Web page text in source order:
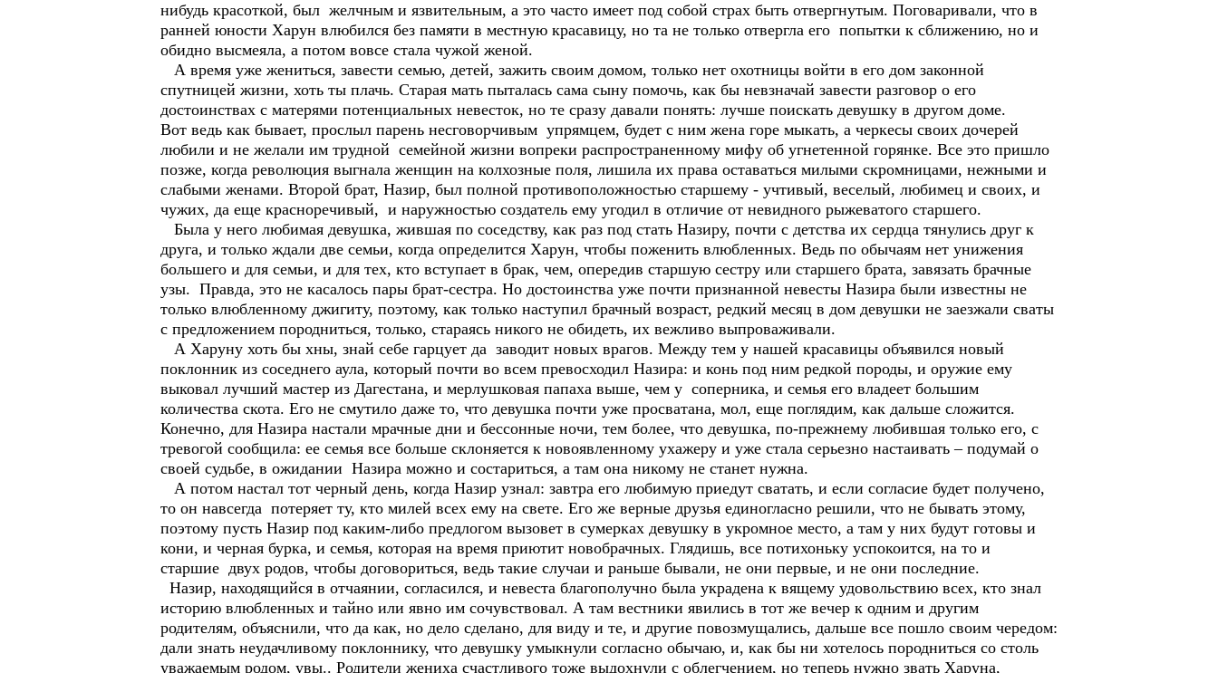
нибудь красоткой, был желчным и язвительным, а это часто имеет под собой страх быть отвергнутым. Поговаривали, что в
ранней юности Харун влюбился без памяти в местную красавицу, но та не только отвергла его попытки к сближению, но и
обидно высмеяла, а потом вовсе стала чужой женой.
А время уже жениться, завести семью, детей, зажить своим домом, только нет охотницы войти в его дом законной
спутницей жизни, хоть ты плачь. Старая мать пыталась сама сыну помочь, как бы невзначай завести разговор о его
достоинствах с матерями потенциальных невесток, но те сразу давали понять: лучше поискать девушку в другом доме.
Вот ведь как бывает, прослыл парень несговорчивым упрямцем, будет с ним жена горе мыкать, а черкесы своих дочерей
любили и не желали им трудной семейной жизни вопреки распространенному мифу об угнетенной горянке. Все это пришло
позже, когда революция выгнала женщин на колхозные поля, лишила их права оставаться милыми скромницами, нежными и
слабыми женами. Второй брат, Назир, был полной противоположностью старшему - учтивый, веселый, любимец и своих, и
чужих, да еще красноречивый, и наружностью создатель ему угодил в отличие от невидного рыжеватого старшего.
Была у него любимая девушка, жившая по соседству, как раз под стать Назиру, почти с детства их сердца тянулись друг к
друга, и только ждали две семьи, когда определится Харун, чтобы поженить влюбленных. Ведь по обычаям нет унижения
большего и для семьи, и для тех, кто вступает в брак, чем, опередив старшую сестру или старшего брата, завязать брачные
узы. Правда, это не касалось пары брат-сестра. Но достоинства уже почти признанной невесты Назира были известны не
только влюбленному джигиту, поэтому, как только наступил брачный возраст, редкий месяц в дом девушки не заезжали сваты
с предложением породниться, только, стараясь никого не обидеть, их вежливо выпроваживали.
А Харуну хоть бы хны, знай себе гарцует да заводит новых врагов. Между тем у нашей красавицы объявился новый
поклонник из соседнего аула, который почти во всем превосходил Назира: и конь под ним редкой породы, и оружие ему
выковал лучший мастер из Дагестана, и мерлушковая папаха выше, чем у соперника, и семья его владеет большим
количества скота. Его не смутило даже то, что девушка почти уже просватана, мол, еще поглядим, как дальше сложится.
Конечно, для Назира настали мрачные дни и бессонные ночи, тем более, что девушка, по-прежнему любившая только его, с
тревогой сообщила: ее семья все больше склоняется к новоявленному ухажеру и уже стала серьезно настаивать – подумай о
своей судьбе, в ожидании Назира можно и состариться, а там она никому не станет нужна.
А потом настал тот черный день, когда Назир узнал: завтра его любимую приедут сватать, и если согласие будет получено,
то он навсегда потеряет ту, кто милей всех ему на свете. Его же верные друзья единогласно решили, что не бывать этому,
поэтому пусть Назир под каким-либо предлогом вызовет в сумерках девушку в укромное место, а там у них будут готовы и
кони, и черная бурка, и семья, которая на время приютит новобрачных. Глядишь, все потихоньку успокоится, на то и
старшие двух родов, чтобы договориться, ведь такие случаи и раньше бывали, не они первые, и не они последние.
Назир, находящийся в отчаянии, согласился, и невеста благополучно была украдена к вящему удовольствию всех, кто знал
историю влюбленных и тайно или явно им сочувствовал. А там вестники явились в тот же вечер к одним и другим
родителям, объяснили, что да как, но дело сделано, для виду и те, и другие повозмущались, дальше все пошло своим чередом:
дали знать неудачливому поклоннику, что девушку умыкнули согласно обычаю, и, как бы ни хотелось породниться со столь
уважаемым родом, увы.. Родители жениха счастливого тоже выдохнули с облегчением, но теперь нужно звать Харуна,